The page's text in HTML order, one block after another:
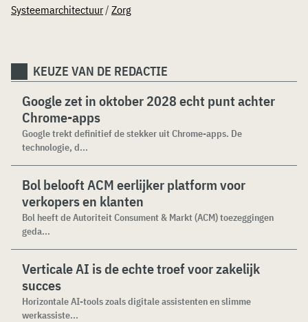
Systeemarchitectuur/ Zorg
KEUZE VAN DE REDACTIE
Google zet in oktober 2028 echt punt achter
Chrome-apps
Google trekt definitief de stekker uit Chrome-apps. De
technologie, d...
Bol belooft ACM eerlijker platform voor
verkopers en klanten
Bol heeft de Autoriteit Consument & Markt (ACM) toezeggingen
geda...
Verticale AI is de echte troef voor zakelijk
succes
Horizontale AI-tools zoals digitale assistenten en slimme
werkassiste...